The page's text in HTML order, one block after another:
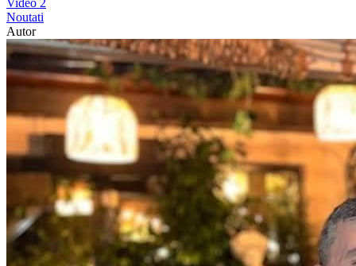
Video 2
Noutati
Autor